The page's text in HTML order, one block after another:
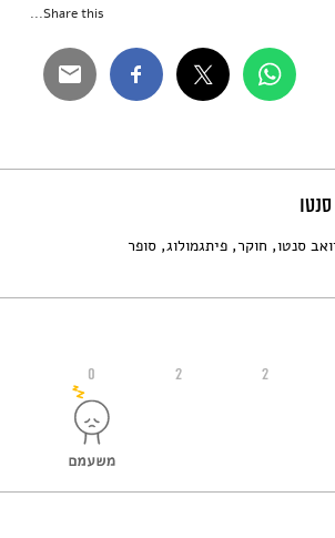
Share this...
סנטו, חוקר, פיתגמולוג, סופר
0 2 2